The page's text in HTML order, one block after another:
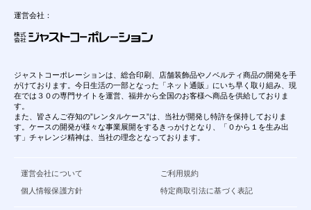
運営会社：
ジャストコーポレーションは、総合印刷、店舗装飾品やノベルティ商品の開発を手
がけております。今日生活の一部となった「ネット通販」にいち早く取り組み、現
在では３０の専門サイトを運営、福井から全国のお客様へ商品を供給しておりま
す。
また、皆さんご存知の”レンタルケース”は、当社が開発し特許を保持しておりま
す。ケースの開発が様々な事業展開をするきっかけとなり、「０から１を生み出
す」チャレンジ精神は、当社の理念となっております。
運営会社について
個人情報保護方針
ご利用規約
特定商取引法に基づく表記